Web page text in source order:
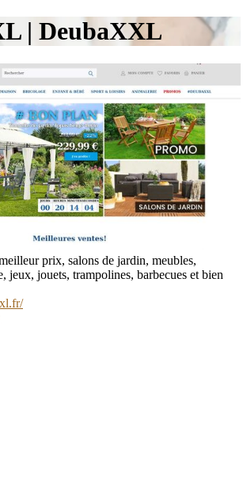
| DeubaXXL
prix, salons de jardin, meubles,
jeux, jouets, trampolines, barbecues et bien